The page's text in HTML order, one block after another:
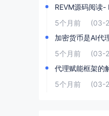
REVM源码阅读
5个月前
(03-
加密货币是AI代
5个月前
(03-
代理赋能框架的
5个月前
(03-